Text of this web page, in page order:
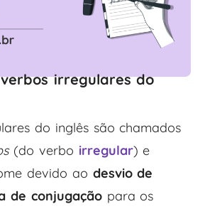
irregulares do
do inglês são chamados
(do verbo irregular) e
devido ao desvio de
de conjugaçãopara os